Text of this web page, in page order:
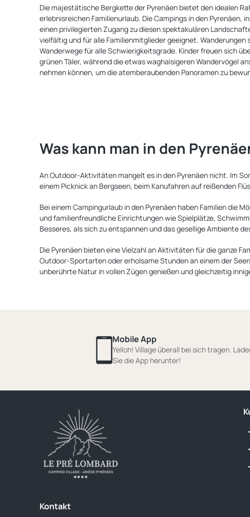
Die majestätische Bergkette der Pyrenäen bietet den idealen
erlebnisreichen Familienurlaub. Die Campings in den Pyrenäen,
einen privilegierten Zugang zu diesen spektakulären
vielfältig und für alle Familienmitglieder geeignet. Wanderungen
Wanderwege für alle Schwierigkeitsgrade. Kinder freuen sich
grünen Täler, während die etwas waghalsigeren Wandervögel
nehmen können, um die atemberaubenden Panoramen zu
Was kann man in den
An Outdoor-Aktivitäten mangelt es in den Pyrenäen nicht. Im
einem Picknick an Bergseen, beim Kanufahren auf reißenden
Bei einem Campingurlaub in den Pyrenäen haben Familien die
und familienfreundliche Einrichtungen wie Spielplätze,
Besseres, als sich zu entspannen und das gesellige Ambiente
Die Pyrenäen bieten eine Vielzahl an Aktivitäten für die ganze
Outdoor-Sportarten oder erholsame Stunden an einem der
unberührte Natur in vollen Zügen genießen und gleichzeitig
Mobile App
Yelloh! Village überall bei sich tragen.
Sie die App herunter!
Kontakt